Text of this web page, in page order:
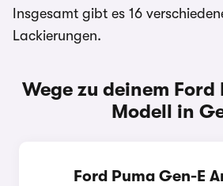
Insgesamt gibt es 16
Lackierungen.
Wege zu deinem Ford
Modell in
Ford Puma Gen-E